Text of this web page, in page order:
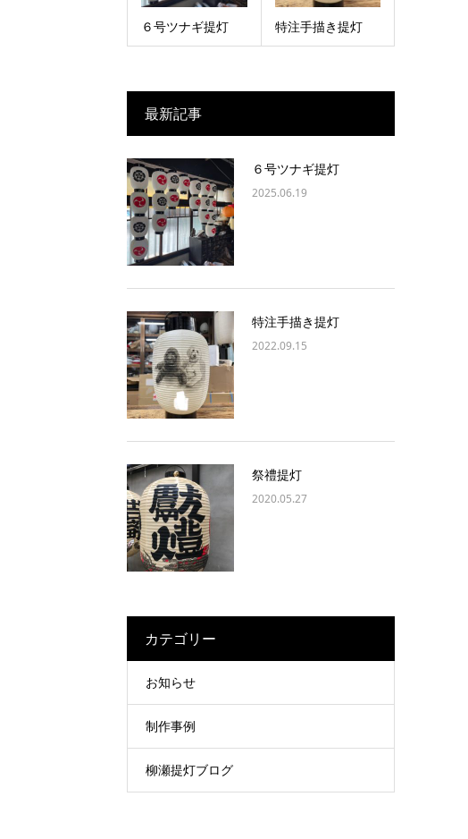
６号ツナギ提灯 特注手描き提灯
最新記事
６号ツナギ提灯
2025.06.19
特注手描き提灯
2022.09.15
祭禮提灯
2020.05.27
カテゴリー
お知らせ
制作事例
柳瀬提灯ブログ